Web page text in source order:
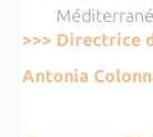
>>> Directrice
Antonia